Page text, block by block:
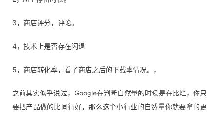
3，商店评分，评论。
4，技术上是否存在闪退
5，商店转化率，看了商店之后的下载率情况。，
之前其实似乎说过，Google在判断自然量的时候是在比烂，你只
要把产品做的比同行好，那么这个小行业的自然量你就要拿的更